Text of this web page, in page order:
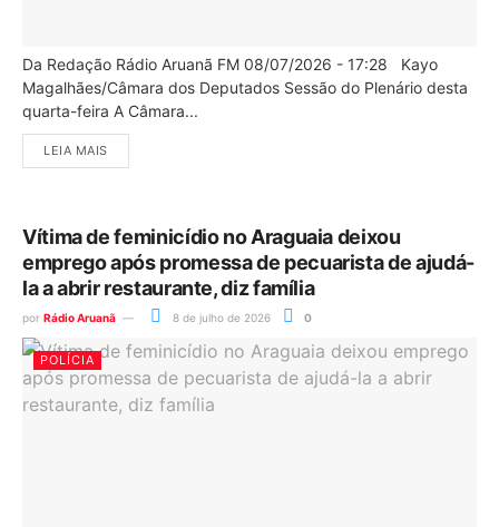
Da Redação Rádio Aruanã FM 08/07/2026 - 17:28 Kayo
Magalhães/Câmara dos Deputados Sessão do Plenário desta
quarta-feira A Câmara...
LEIA MAIS
Vítima de feminicídio no Araguaia deixou
emprego após promessa de pecuarista de ajudá-
la a abrir restaurante, diz família
por Rádio Aruanã 8 de julho de 2026 0
POLÍCIA